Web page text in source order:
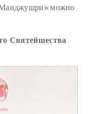
можно
Святейшества